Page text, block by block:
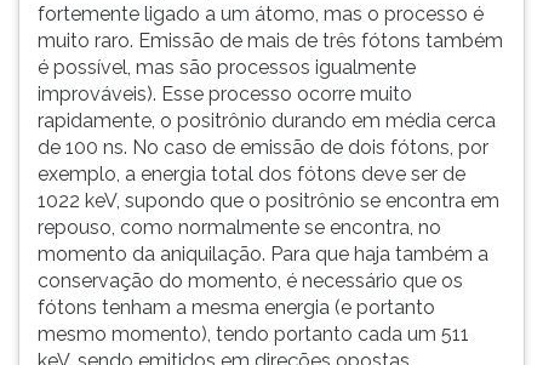
fortemente ligado a um átomo, mas o processo é
muito raro. Emissão de mais de três fótons também
é possível, mas são processos igualmente
improváveis). Esse processo ocorre muito
rapidamente, o positrônio durando em média cerca
de 100 ns. No caso de emissão de dois fótons, por
exemplo, a energia total dos fótons deve ser de
1022 keV, supondo que o positrônio se encontra em
repouso, como normalmente se encontra, no
momento da aniquilação. Para que haja também a
conservação do momento, é necessário que os
fótons tenham a mesma energia (e portanto
mesmo momento), tendo portanto cada um 511